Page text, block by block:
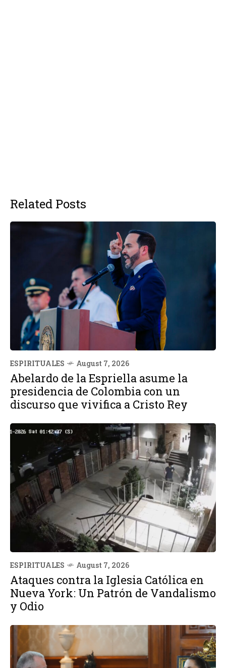
Related Posts
ESPIRITUALES August 7, 2026
Abelardo de la Espriella asume la
presidencia de Colombia con un
discurso que vivifica a Cristo Rey
ESPIRITUALES August 7, 2026
Ataques contra la Iglesia Católica en
Nueva York: Un Patrón de Vandalismo
y Odio